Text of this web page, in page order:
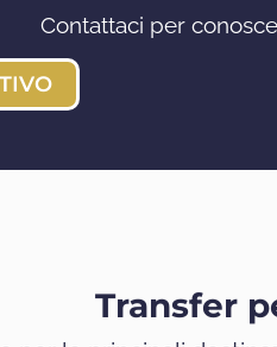
Contattaci per
Transfer